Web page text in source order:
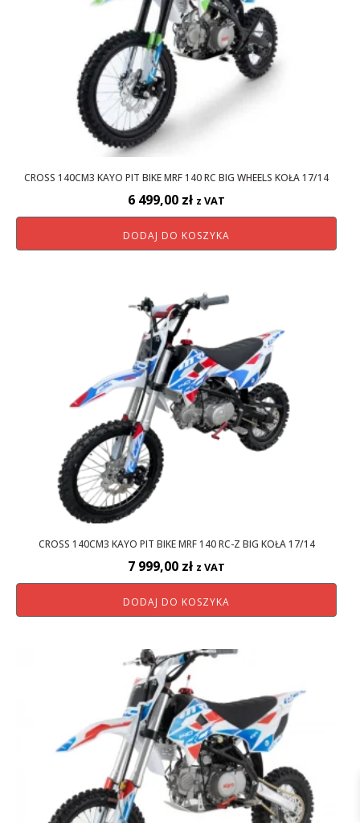
CROSS 140CM3 KAYO PIT BIKE MRF 140 RC BIG WHEELS KOŁA 17/14
6 499,00 zł z VAT
DODAJ DO KOSZYKA
CROSS 140CM3 KAYO PIT BIKE MRF 140 RC-Z BIG KOŁA 17/14
7 999,00 zł z VAT
DODAJ DO KOSZYKA